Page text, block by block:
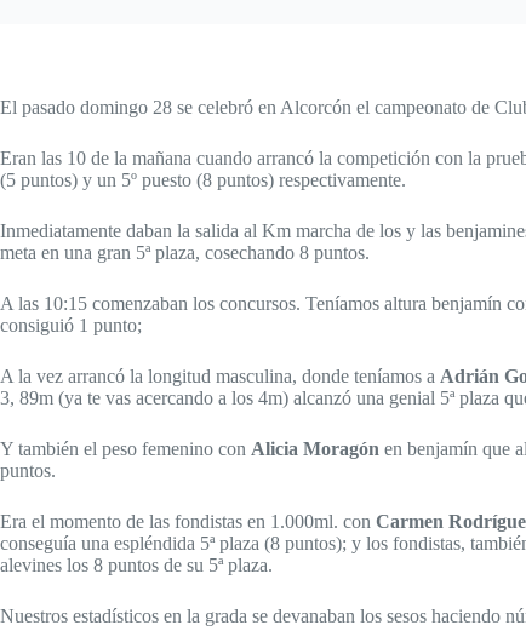
El pasado domingo 28 se celebró en Alcorcón el campeonato de
Eran las 10 de la mañana cuando arrancó la competición con la
(5 puntos) y un 5º puesto (8 puntos) respectivamente.
Inmediatamente daban la salida al Km marcha de los y las
meta en una gran 5ª plaza, cosechando 8 puntos.
A las 10:15 comenzaban los concursos. Teníamos altura benjamín
consiguió 1 punto;
A la vez arrancó la longitud masculina, donde teníamos a Adrián
3, 89m (ya te vas acercando a los 4m) alcanzó una genial 5ª plaza
Y también el peso femenino con Alicia Moragón en benjamín que
puntos.
Era el momento de las fondistas en 1.000ml. con Carmen
conseguía una espléndida 5ª plaza (8 puntos); y los fondistas,
alevines los 8 puntos de su 5ª plaza.
Nuestros estadísticos en la grada se devanaban los sesos haciendo